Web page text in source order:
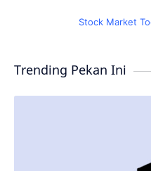
Stock Market
Trending Pekan Ini